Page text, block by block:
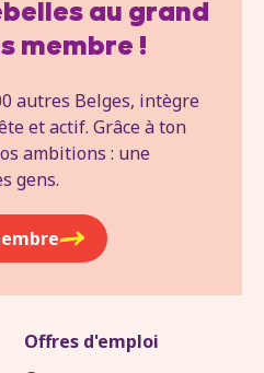
au grand
membre !
autres Belges, intègre
et actif. Grâce à ton
ambitions : une
gens.
Offres d'emploi